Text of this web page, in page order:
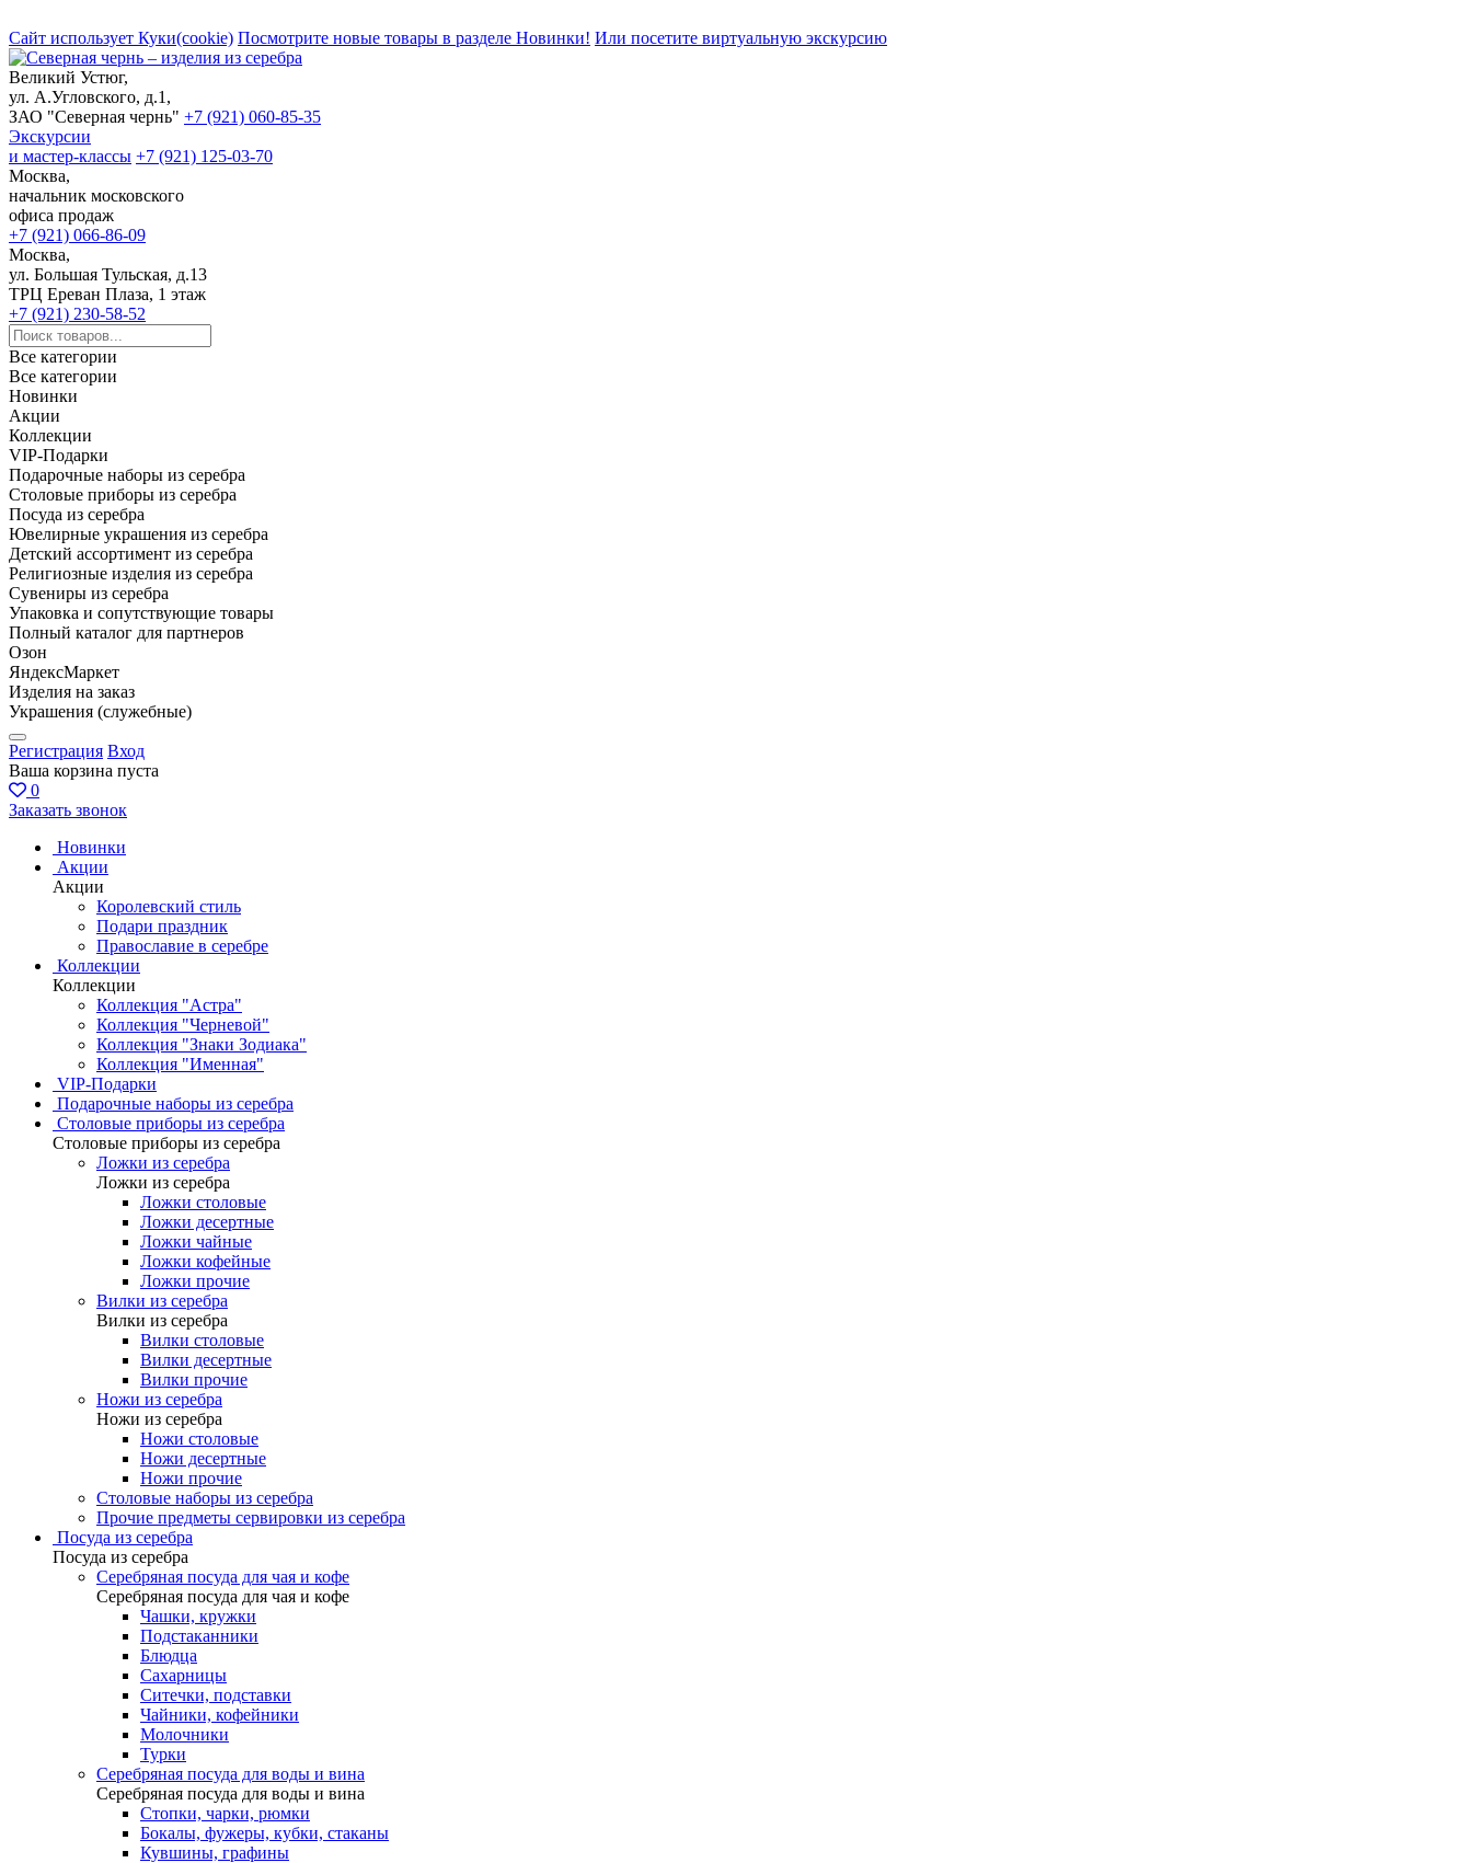
Сайт использует Куки(cookie) Посмотрите новые товары в разделе Новинки! Или посетите виртуальную экскурсию
Великий Устюг,
ул. А.Угловского, д.1,
ЗАО "Северная чернь" +7 (921) 060-85-35
Экскурсии
и мастер-классы +7 (921) 125-03-70
Москва,
начальник московского
офиса продаж
+7 (921) 066-86-09
Москва,
ул. Большая Тульская, д.13
ТРЦ Ереван Плаза, 1 этаж
+7 (921) 230-58-52
Все категории
Все категории
Новинки
Акции
Коллекции
VIP-Подарки
Подарочные наборы из серебра
Столовые приборы из серебра
Посуда из серебра
Ювелирные украшения из серебра
Детский ассортимент из серебра
Религиозные изделия из серебра
Сувениры из серебра
Упаковка и сопутствующие товары
Полный каталог для партнеров
Озон
ЯндексМаркет
Изделия на заказ
Украшения (служебные)
Регистрация Вход
Ваша корзина пуста
0
Заказать звонок
Новинки
Акции
Акции
Королевский стиль
Подари праздник
Православие в серебре
Коллекции
Коллекции
Коллекция "Астра"
Коллекция "Черневой"
Коллекция "Знаки Зодиака"
Коллекция "Именная"
VIP-Подарки
Подарочные наборы из серебра
Столовые приборы из серебра
Столовые приборы из серебра
Ложки из серебра
Ложки из серебра
Ложки столовые
Ложки десертные
Ложки чайные
Ложки кофейные
Ложки прочие
Вилки из серебра
Вилки из серебра
Вилки столовые
Вилки десертные
Вилки прочие
Ножи из серебра
Ножи из серебра
Ножи столовые
Ножи десертные
Ножи прочие
Столовые наборы из серебра
Прочие предметы сервировки из серебра
Посуда из серебра
Посуда из серебра
Серебряная посуда для чая и кофе
Серебряная посуда для чая и кофе
Чашки, кружки
Подстаканники
Блюдца
Сахарницы
Ситечки, подставки
Чайники, кофейники
Молочники
Турки
Серебряная посуда для воды и вина
Серебряная посуда для воды и вина
Стопки, чарки, рюмки
Бокалы, фужеры, кубки, стаканы
Кувшины, графины